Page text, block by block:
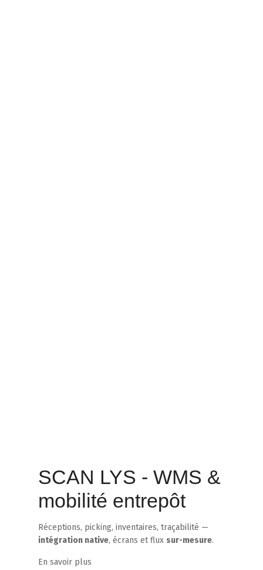
SCAN LYS - WMS &
mobilité entrepôt
Réceptions, picking, inventaires, traçabilité —
intégration native, écrans et flux sur-mesure.
En savoir plus